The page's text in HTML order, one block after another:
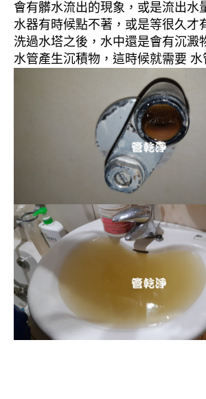
會有髒水流出的現象，或是流出水
水器有時候點不著，或是等很久才
洗過水塔之後，水中還是會有沉澱
水管產生沉積物，這時候就需要 水